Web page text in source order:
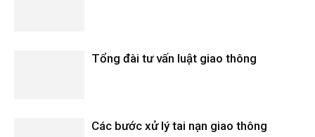
Tổng đài tư vấn luật giao thông
Các bước xử lý tai nạn giao thông